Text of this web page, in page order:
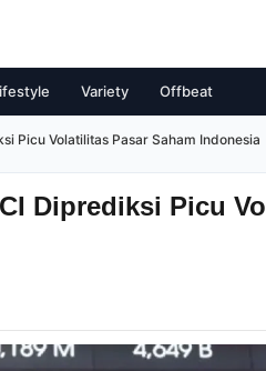
Variety Offbeat
Picu Volatilitas Pasar Saham Indonesia
Diprediksi Picu